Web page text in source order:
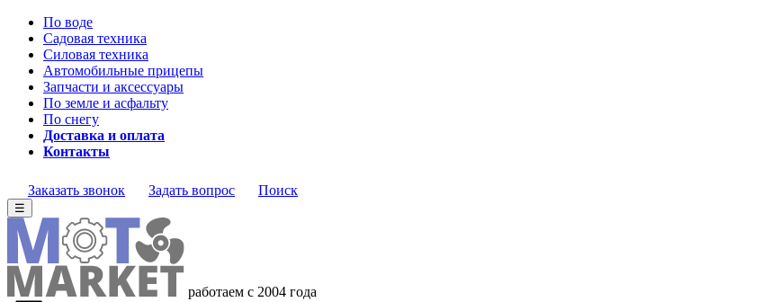
По воде
Садовая техника
Силовая техника
Автомобильные прицепы
Запчасти и аксессуары
По земле и асфальту
По снегу
Доставка и оплата
Контакты
Заказать звонок Задать вопрос Поиск
☰
работаем с 2004 года